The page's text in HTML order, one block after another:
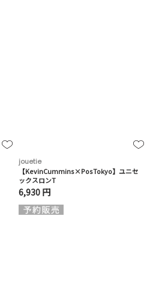
jouetie
【KevinCummins×PosTokyo】ユニセ
ックスロンT
6,930 円